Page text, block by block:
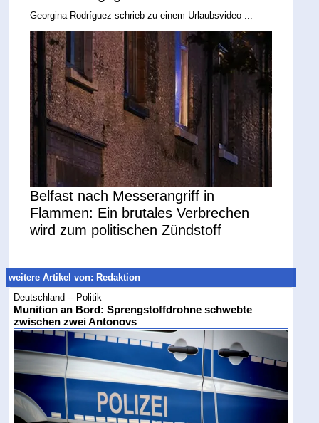
Georgina Rodríguez schrieb zu einem Urlaubsvideo ...
Belfast nach Messerangriff in
Flammen: Ein brutales Verbrechen
wird zum politischen Zündstoff
...
weitere Artikel von: Redaktion
Deutschland -- Politik
Munition an Bord: Sprengstoffdrohne schwebte
zwischen zwei Antonovs